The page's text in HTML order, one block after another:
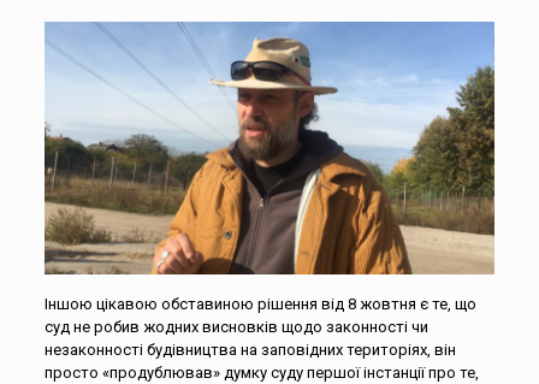
Іншою цікавою обставиною рішення від 8 жовтня є те, що
суд не робив жодних висновків щодо законності чи
незаконності будівництва на заповідних територіях, він
просто «продублював» думку суду першої інстанції про те,